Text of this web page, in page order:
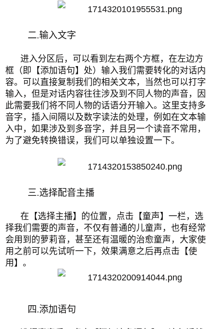
二.输入文字
进入分区后，可以看到左右两个方框，在左边方
框（即 【添加语句】 处）输入我们 需要转化的对话内
容。可以直接复制我们的相关文本，当然也可以打字
输入，但是对话内容往往涉及到不同人物的声音，因
此需要我们将不同人物的话语分开输入。这里支持多
音字 ，插入间隔以及数字读法的处理，例如在文本输
入中，如果涉及到多音字，并且另一个读音不常用，
为了避免转换错误，我们可以单独设置一下。
三.选择配音主播
在【选择主播】的位置，点击【童声】一栏，选
择我们需要的声音，不仅有普通的儿童声，也有经常
会用到的萝莉音，甚至还有温暖的治愈童声，大家使
用之前可以先试听一下，效果满意之后再点击【使
用】。
四.添加语句